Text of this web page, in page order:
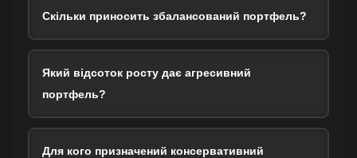
Скільки приносить збалансований портфель?
Який відсоток росту дає агресивний
портфель?
Для кого призначений консервативний